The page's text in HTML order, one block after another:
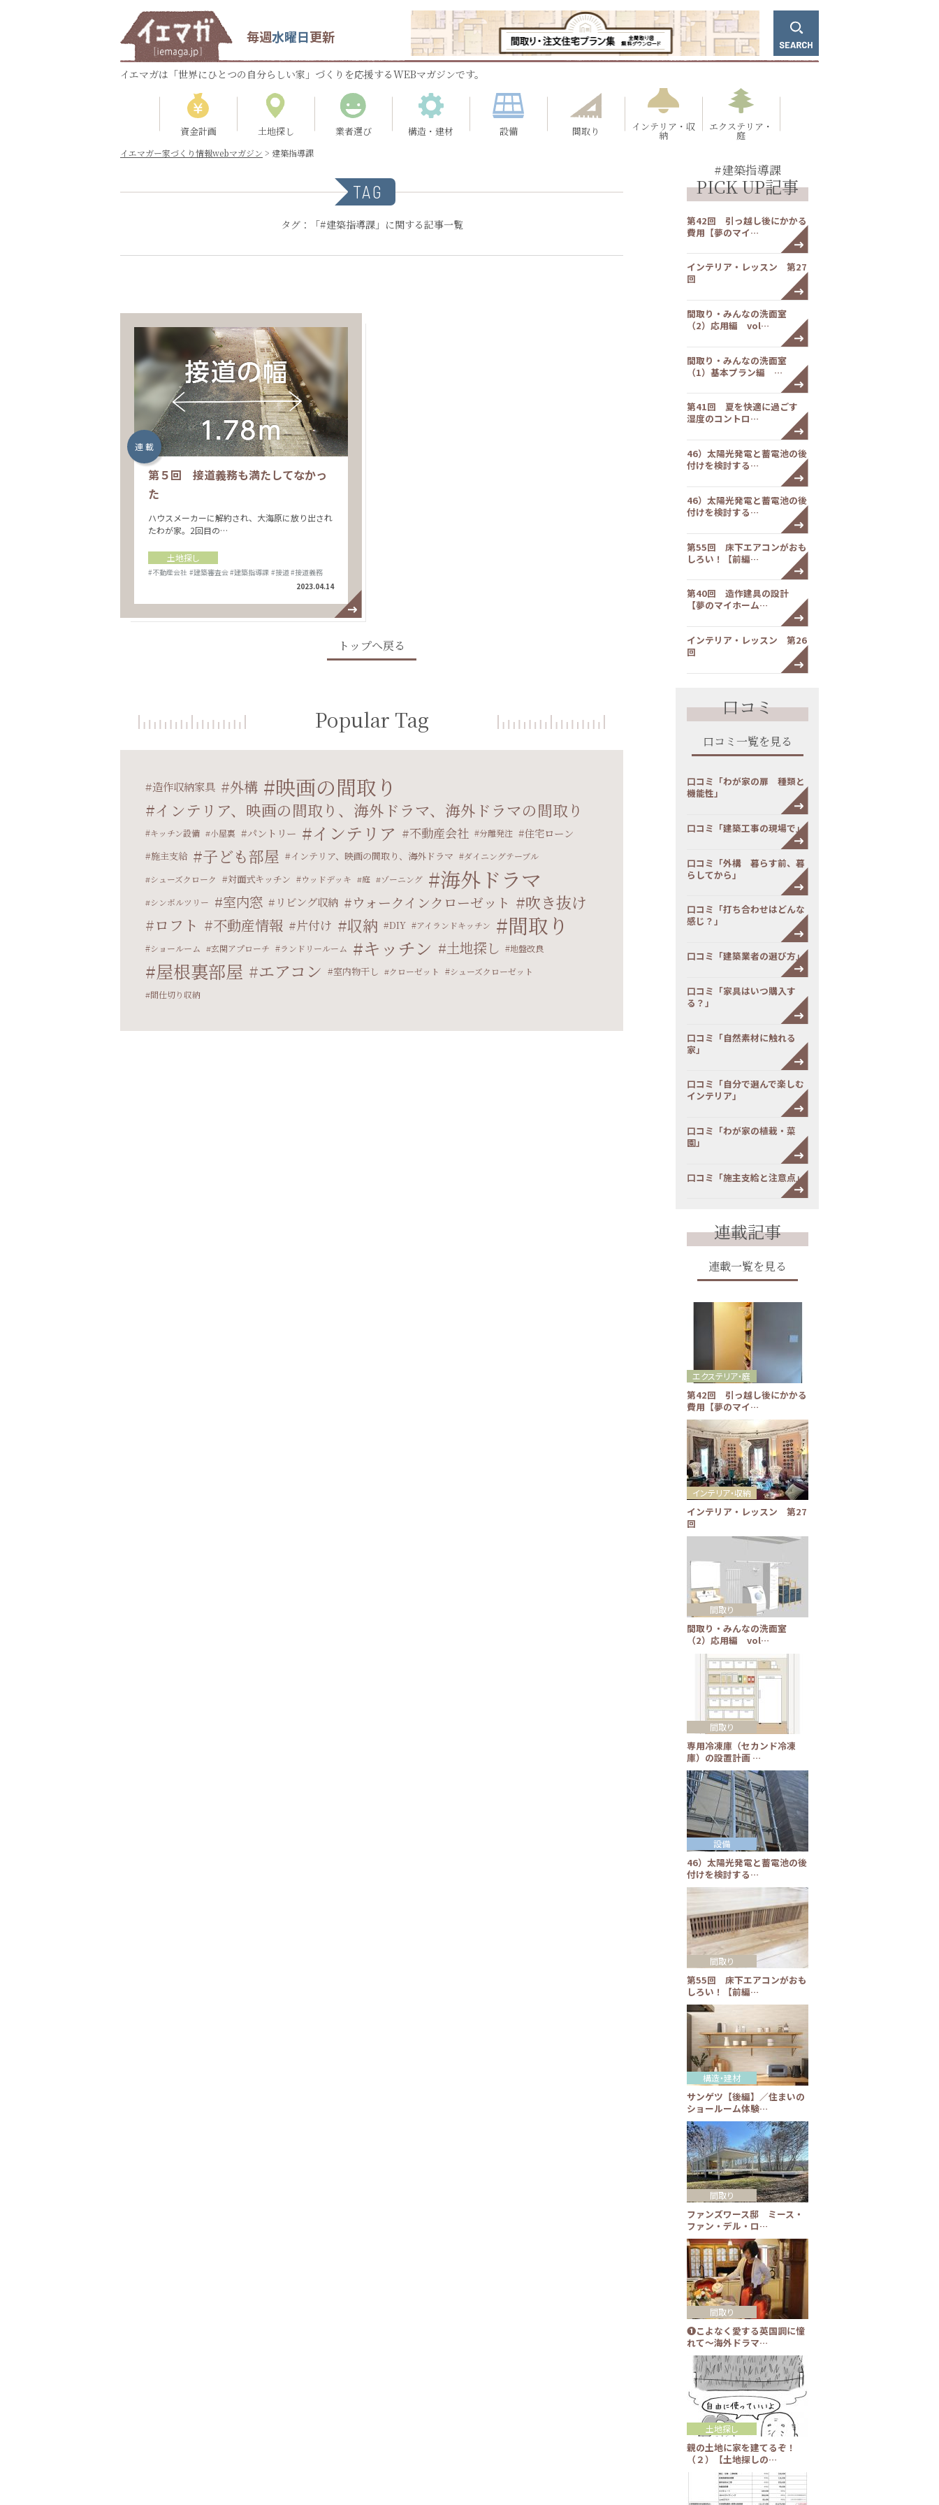
毎週水曜日更新
イエマガは「世界にひとつの自分らしい家」づくりを応援するWEBマガジンです。
資金計画 土地探し 業者選び 構造・建材 設備 間取り インテリア・収
納
エクステリア・
庭
イエマガー家づくり情報webマガジン > 建築指導課
TAG
タグ：「#建築指導課」に関する記事一覧
連 載
第５回 接道義務も満たしてなかっ
た
ハウスメーカーに解約され、大海原に放り出され
たわが家。2回目の…
土地探し
#不動産会社 #建築審査会 #建築指導課 #接道#接道義務
2023.04.14
トップへ戻る
Popular Tag
造作収納家具 外構 映画の間取り
インテリア、映画の間取り、海外ドラマ、海外ドラマの間取り
キッチン設備 小屋裏 パントリー インテリア 不動産会社 分離発注 住宅ローン
施主支給 子ども部屋 インテリア、映画の間取り、海外ドラマ
ダイニングテーブル
シューズクローク
対面式キッチン ウッドデッキ 庭 ゾーニング 海外ドラマ
シンボルツリー 室内窓 リビング収納 ウォークインクローゼット 吹き抜け
ロフト 不動産情報 片付け 収納 DIY アイランドキッチン 間取り
ショールーム 玄関アプローチ ランドリールーム キッチン 土地探し 地盤改良
屋根裏部屋 エアコン 室内物干し クローゼット
シューズクローゼット
間仕切り収納
#建築指導課
PICK UP記事
第42回 引っ越し後にかかる
費用【夢のマイ…
インテリア・レッスン 第27
回
間取り・みんなの洗面室
（2）応用編 vol…
間取り・みんなの洗面室
（1）基本プラン編 …
第41回 夏を快適に過ごす
湿度のコントロ…
46）太陽光発電と蓄電池の後
付けを検討する…
46）太陽光発電と蓄電池の後
付けを検討する…
第55回 床下エアコンがおも
しろい！【前編…
第40回 造作建具の設計
【夢のマイホーム…
インテリア・レッスン 第26
回
口コミ
口コミ一覧を見る
口コミ「わが家の扉 種類と
機能性」
口コミ「建築工事の現場で」
口コミ「外構 暮らす前、暮
らしてから」
口コミ「打ち合わせはどんな
感じ？」
口コミ「建築業者の選び方」
口コミ「家具はいつ購入す
る？」
口コミ「自然素材に触れる
家」
口コミ「自分で選んで楽しむ
インテリア」
口コミ「わが家の植栽・菜
園」
口コミ「施主支給と注意点」
連載記事
連載一覧を見る
第42回 引っ越し後にかかる
費用【夢のマイ…
エクステリア・庭
インテリア・レッスン 第27
回
インテリア・収納
間取り・みんなの洗面室
（2）応用編 vol…
間取り
専用冷凍庫（セカンド冷凍
庫）の設置計画 …
間取り
46）太陽光発電と蓄電池の後
付けを検討する…
設備
第55回 床下エアコンがおも
しろい！【前編…
間取り
サンゲツ【後編】／住まいの
ショールーム体験…
構造・建材
ファンズワース邸 ミース・
ファン・デル・ロ…
間取り
❶こよなく愛する英国調に憧
れて～海外ドラマ…
間取り
親の土地に家を建てるぞ！
（２）【土地探しの…
土地探し